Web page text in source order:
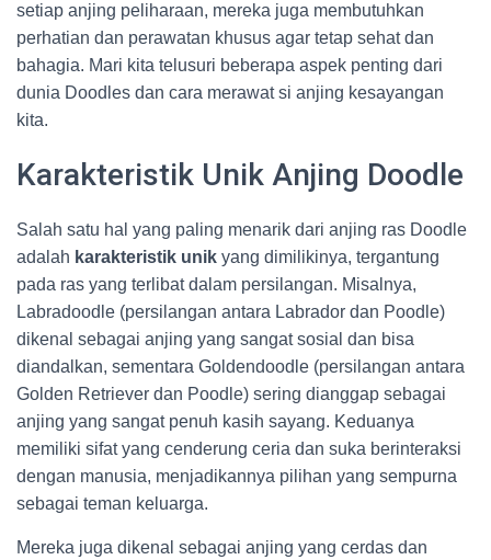
setiap anjing peliharaan, mereka juga membutuhkan
perhatian dan perawatan khusus agar tetap sehat dan
bahagia. Mari kita telusuri beberapa aspek penting dari
dunia Doodles dan cara merawat si anjing kesayangan
kita.
Karakteristik Unik Anjing Doodle
Salah satu hal yang paling menarik dari anjing ras Doodle
adalah karakteristik unik yang dimilikinya, tergantung
pada ras yang terlibat dalam persilangan. Misalnya,
Labradoodle (persilangan antara Labrador dan Poodle)
dikenal sebagai anjing yang sangat sosial dan bisa
diandalkan, sementara Goldendoodle (persilangan antara
Golden Retriever dan Poodle) sering dianggap sebagai
anjing yang sangat penuh kasih sayang. Keduanya
memiliki sifat yang cenderung ceria dan suka berinteraksi
dengan manusia, menjadikannya pilihan yang sempurna
sebagai teman keluarga.
Mereka juga dikenal sebagai anjing yang cerdas dan